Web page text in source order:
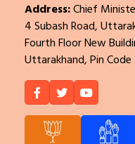
Address:Chief
4 Subash Road,
Fourth Floor New
Uttarakhand, Pin